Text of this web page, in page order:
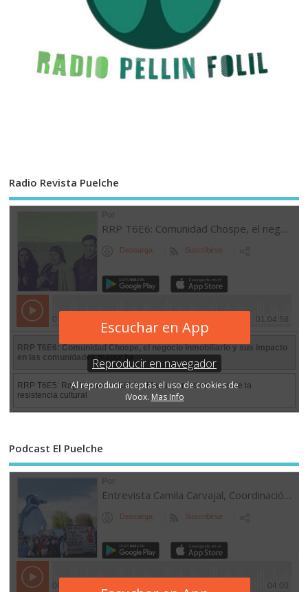
Radio Revista Puelche
Podcast El Puelche